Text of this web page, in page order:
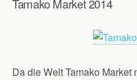
Tamako Market 2014
Da die Welt Tamako